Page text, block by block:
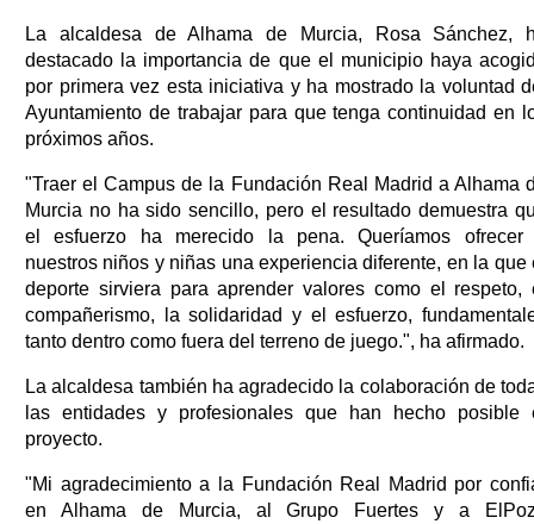
La alcaldesa de Alhama de Murcia, Rosa Sánchez,
destacado la importancia de que el municipio haya
por primera vez esta iniciativa y ha mostrado la voluntad
Ayuntamiento de trabajar para que tenga continuidad en
próximos años.
"Traer el Campus de la Fundación Real Madrid a Alhama
Murcia no ha sido sencillo, pero el resultado demuestra
el esfuerzo ha merecido la pena. Queríamos ofrecer
nuestros niños y niñas una experiencia diferente, en la que
deporte sirviera para aprender valores como el respeto,
compañerismo, la solidaridad y el esfuerzo,
tanto dentro como fuera del terreno de juego.", ha afirmado.
La alcaldesa también ha agradecido la colaboración de
las entidades y profesionales que han hecho posible
proyecto.
"Mi agradecimiento a la Fundación Real Madrid por
en Alhama de Murcia, al Grupo Fuertes y a